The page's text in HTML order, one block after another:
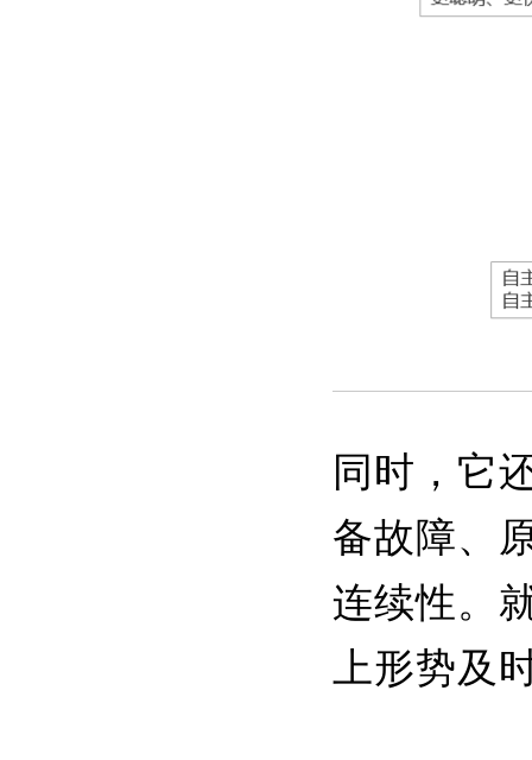
同时，它
备故障、
连续性。
上形势及